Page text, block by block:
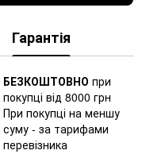
Гарантія
БЕЗКОШТОВНО при
покупці від 8000 грн
При покупці на меншу
суму - за тарифами
перевізника